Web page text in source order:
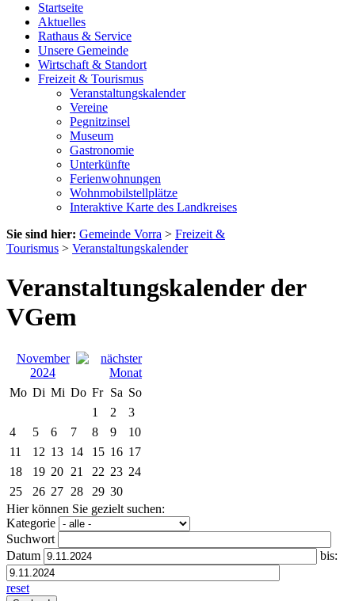
Startseite
Aktuelles
Rathaus & Service
Unsere Gemeinde
Wirtschaft & Standort
Freizeit & Tourismus
Veranstaltungskalender
Vereine
Pegnitzinsel
Museum
Gastronomie
Unterkünfte
Ferienwohnungen
Wohnmobilstellplätze
Interaktive Karte des Landkreises
Sie sind hier: Gemeinde Vorra > Freizeit &
Tourismus > Veranstaltungskalender
Veranstaltungskalender der
VGem
November
2024
Mo Di Mi Do Fr Sa So
1
2
3
4
5 6 7 8 9
10
11
12 13 14 15 16 17
18
19 20 21 22 23 24
25
26 27 28 29 30
Hier können Sie gezielt suchen:
Kategorie
Suchwort
Datum
bis:
reset